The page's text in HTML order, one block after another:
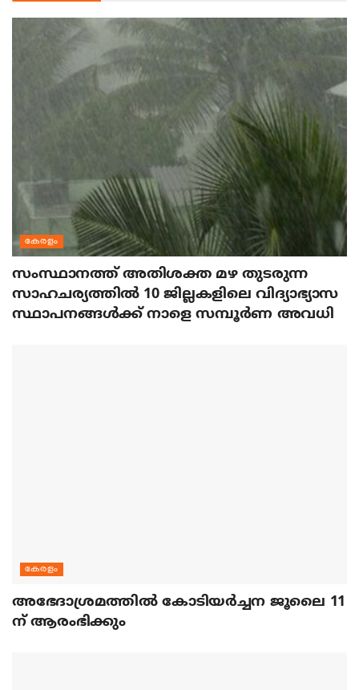
കേരളം
സംസ്ഥാനത്ത് അതിശക്ത മഴ തുടരുന്ന
സാഹചര്യത്തിൽ 10 ജില്ലകളിലെ വിദ്യാഭ്യാസ
സ്ഥാപനങ്ങൾക്ക് നാളെ സമ്പൂർണ അവധി
കേരളം
അഭേദാശ്രമത്തില്‍ കോടിയര്‍ച്ചന ജൂലൈ 11
ന് ആരംഭിക്കും